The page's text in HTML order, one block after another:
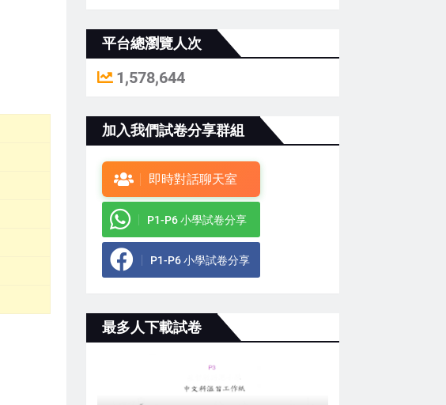
平台總瀏覽人次
1,578,644
加入我們試卷分享群組
即時對話聊天室
P1-P6 小學試卷分享
P1-P6 小學試卷分享
最多人下載試卷